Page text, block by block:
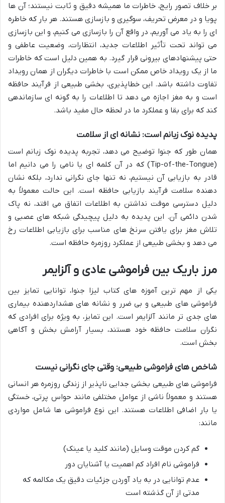
بر خلاف تصور رایج، خاطرات ما همیشه دقیق و ثابت نیستند؛ آن ها
پویا و در معرض تحریف، سوگیری و بازسازی هستند. هر بار که خاطره
ای را به یاد می آوریم، در واقع آن را بازسازی می کنیم، و این بازسازی
می تواند تحت تأثیر اطلاعات جدید، انتظارات، وضعیت عاطفی و
حتی پیشنهادهای بیرونی قرار گیرد. به همین دلیل است که خاطرات
ما از یک رویداد خاص ممکن است با خاطرات دیگران از همان رویداد
تفاوت داشته باشد. این خطاپذیری، بخشی طبیعی از فرآیند حافظه
است و به مغز اجازه می دهد تا اطلاعات را به گونه ای سازماندهی
کند که برای بقا و عملکرد ما در لحظه حال مفید باشد.
پدیده نوک زبانم است: نشانه ای از سلامت
همان طور که جنوا توضیح می دهد، تجربه پدیده نوک زبانم است
(Tip-of-the-Tongue) که در آن کلمه ای یا نامی را می دانیم اما
قادر به بازیابی آن نیستیم، نه تنها جای نگرانی ندارد، بلکه نشان
دهنده سلامت فرآیند بازیابی حافظه است. این حالت معمولاً به
دلیل دسترسی موقت نداشتن به اطلاعات اتفاق می افتد، نه پاک
شدن دائمی آن. این پدیده به دلیل پیچیدگی شبکه های عصبی و
تلاش مغز برای یافتن سرنخ های مناسب برای بازیابی اطلاعات رخ
می دهد و بخشی طبیعی از عملکرد روزمره حافظه است.
مرز باریک بین فراموشی عادی و آلزایمر
یکی از مهم ترین آموزه های کتاب لیزا جنوا، توانایی تمایز بین
فراموشی های طبیعی و بی ضرر و نشانه های هشداردهنده بیماری
های جدی تر مانند آلزایمر است. این تمایز، به ویژه برای افرادی که
نگران سلامت حافظه خود هستند، بسیار آرامش بخش و آگاهی
بخش است.
شاخص های فراموشی طبیعی: وقتی جای نگرانی نیست
فراموشی های طبیعی بخشی جدایی ناپذیر از زندگی روزمره هر انسانی
هستند و معمولاً ناشی از عوامل مختلفی مانند حواس پرتی، خستگی
یا بار اضافی اطلاعات هستند. این نوع فراموشی ها شامل مواردی
مانند:
گم کردن موقت وسایل (مانند کلید یا عینک)
فراموشی نام افراد کم اهمیت یا آشنایان دور
عدم توانایی در به یاد آوردن جزئیات دقیق یک مکالمه که
مدتی از آن گذشته است